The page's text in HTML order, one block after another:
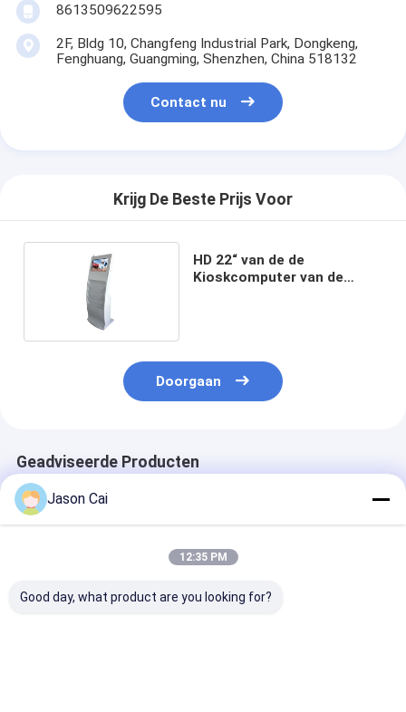
8613509622595
2F, Bldg 10, Changfeng Industrial Park, Dongkeng,
Fenghuang, Guangming, Shenzhen, China 518132
Contact nu
Krijg De Beste Prijs Voor
HD 22“ van de de
Kioskcomputer van de
Doorgaan
Geadviseerde Producten
Jason Cai
12:35 PM
Good day, what product are you looking for?